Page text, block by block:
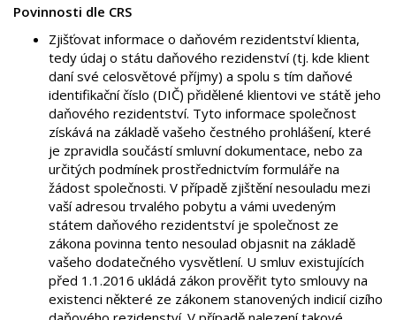
Povinnosti dle CRS
Zjišťovat informace o daňovém rezidentství klienta,
tedy údaj o státu daňového rezidenství (tj. kde klient
daní své celosvětové příjmy) a spolu s tím daňové
identifikační číslo (DIČ) přidělené klientovi ve státě jeho
daňového rezidentství. Tyto informace společnost
získává na základě vašeho čestného prohlášení, které
je zpravidla součástí smluvní dokumentace, nebo za
určitých podmínek prostřednictvím formuláře na
žádost společnosti. V případě zjištění nesouladu mezi
vaší adresou trvalého pobytu a vámi uvedeným
státem daňového rezidentství je společnost ze
zákona povinna tento nesoulad objasnit na základě
vašeho dodatečného vysvětlení. U smluv existujících
před 1.1.2016 ukládá zákon prověřit tyto smlouvy na
existenci některé ze zákonem stanovených indicií cizího